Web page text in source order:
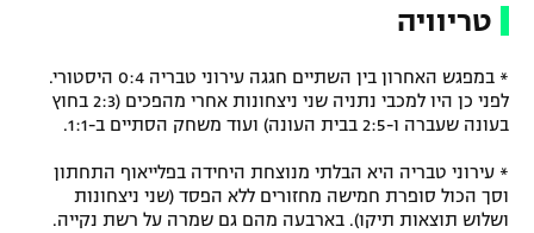
טריוויה
* במפגש האחרון בין השתיים חגגה עירוני טבריה 0:4 היסטורי.
לפני כן היו למכבי נתניה שני ניצחונות אחרי מהפכים (2:3 בחוץ
בעונה שעברה ו-2:5 בבית העונה) ועוד משחק הסתיים ב-1:1.
* עירוני טבריה היא הבלתי מנוצחת היחידה בפלייאוף התחתון
וסך הכול סופרת חמישה מחזורים ללא הפסד (שני ניצחונות
ושלוש תוצאות תיקו). בארבעה מהם גם שמרה על רשת נקייה.